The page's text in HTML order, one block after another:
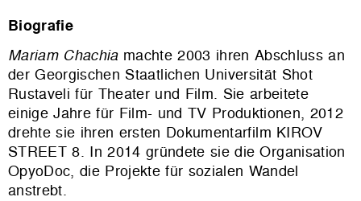
Biografie
Mariam Chachiamachte 2003 ihren Abschluss an
der Georgischen Staatlichen Universität Shot
Rustaveli für Theater und Film. Sie arbeitete
einige Jahre für Film- und TV Produktionen, 2012
drehte sie ihren ersten Dokumentarfilm KIROV
STREET 8. In 2014 gründete sie die Organisation
OpyoDoc, die Projekte für sozialen Wandel
anstrebt.